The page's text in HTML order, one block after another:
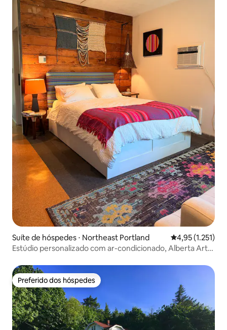
Suíte de hóspedes ⋅ Northeast Portland 4,95 de uma
4,95 (1.251)
Estúdio personalizado com ar-condicionado, Alberta Arts
Preferido dos hóspedes
Preferido dos hóspedes